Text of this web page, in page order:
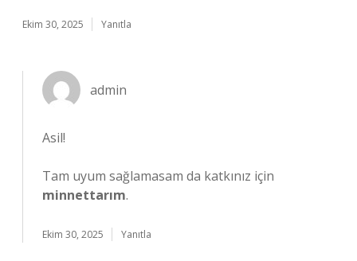
Ekim 30, 2025 Yanıtla
admin
Asil!
Tam uyum sağlamasam da katkınız için
minnettarım.
Ekim 30, 2025 Yanıtla